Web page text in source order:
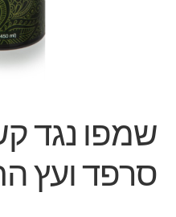
שמפו נגד
סרפד ועץ